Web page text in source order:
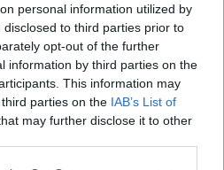
personal information utilized by
to third parties prior to
opt-out of the further
information by third parties on the
This information may
parties on the IAB’s List of
may further disclose it to other
CÉGES AUTÓT VETT A
szerint lízingelik a kocsit.
UTCÁBA KÖLTÖZIK